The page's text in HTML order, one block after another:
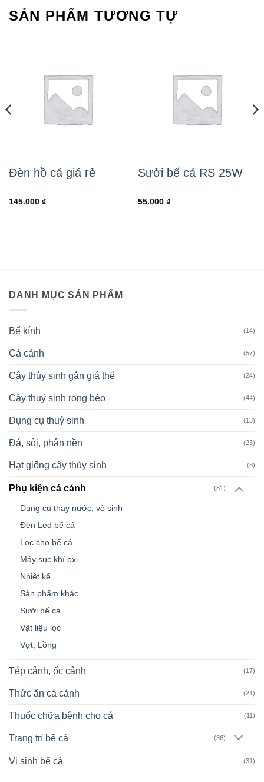
SẢN PHẨM TƯƠNG TỰ
Đèn hồ cá giá rẻ
145.000 ₫
Sưởi bể cá RS 25W
55.000 ₫
DANH MỤC SẢN PHẨM
Bể kính (14)
Cá cảnh (57)
Cây thủy sinh gắn giá thể (24)
Cây thuỷ sinh rong bèo (44)
Dụng cụ thuỷ sinh (13)
Đá, sỏi, phân nền (23)
Hạt giống cây thủy sinh (8)
Phụ kiện cá cảnh (81)
Dụng cụ thay nước, vệ sinh
Đèn Led bể cá
Lọc cho bể cá
Máy sục khí oxi
Nhiệt kế
Sản phẩm khác
Sưởi bể cá
Vật liệu lọc
Vợt, Lồng
Tép cảnh, ốc cảnh (17)
Thức ăn cá cảnh (21)
Thuốc chữa bệnh cho cá (11)
Trang trí bể cá (36)
Vi sinh bể cá (31)